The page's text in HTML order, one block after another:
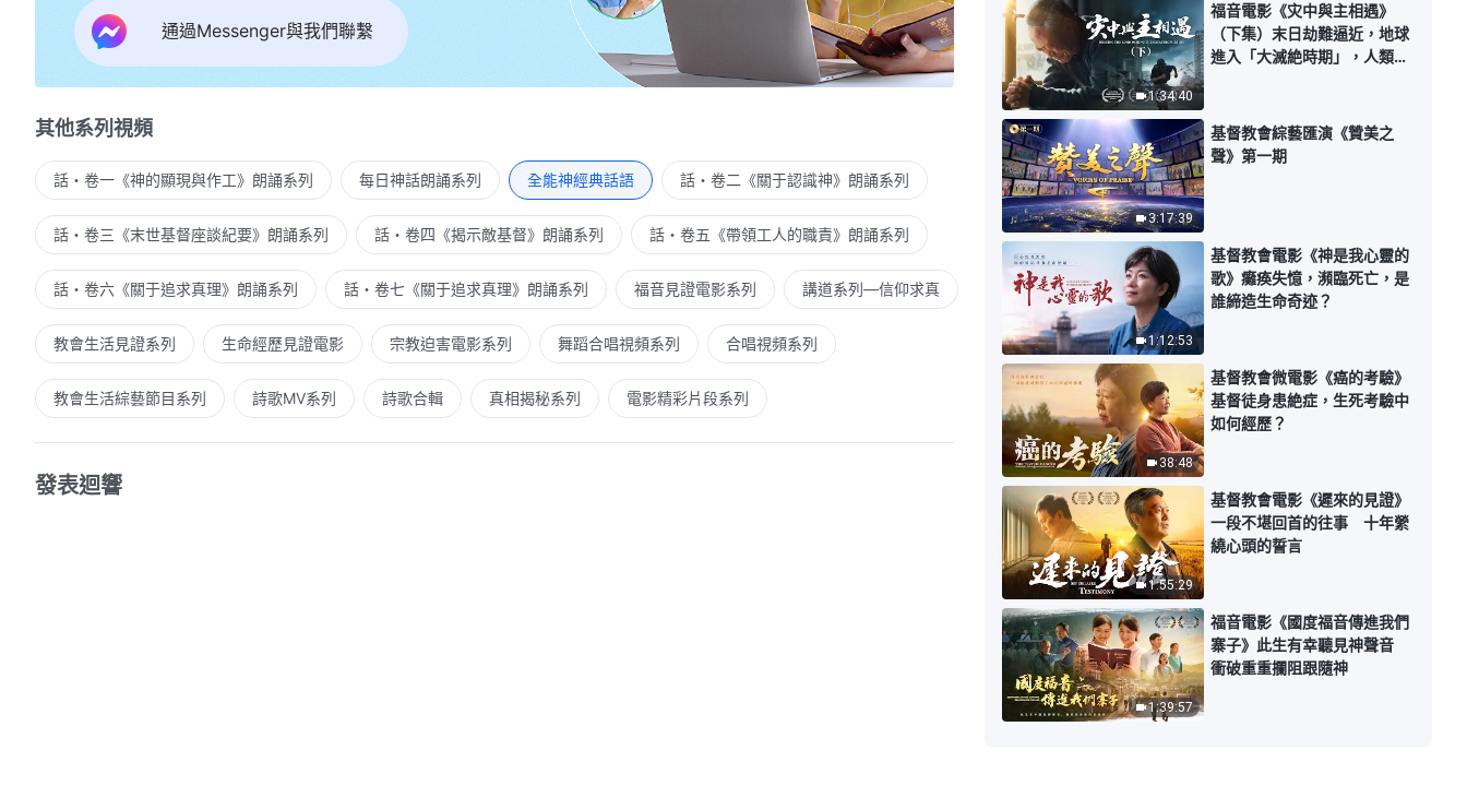
9:38
9:07
全能神經典話語《見證神顯現作工
的話語》選段180-181
5:40
全能神經典話語《見證神顯現作工
的話語》選段182
6:20
全能神經典話語《見證神顯現作工
的話語》選段183
7:26
全能神經典話語《見證神顯現作工
的話語》選段184
5:06
全能神經典話語《見證神顯現作工
的話語》選段185
8:26
全能神經典話語《見證神顯現作工
的話語》選段186
通過Messenger與我們聯繫
其他系列視頻
話・卷一《神的顯現與作工》朗誦系列 每日神話朗誦系列 全能神經典話語 話・卷二《關于認識神》朗誦系列
話・卷三《末世基督座談紀要》朗誦系列 話・卷四《揭示敵基督》朗誦系列 話・卷五《帶領工人的職責》朗誦系列
話・卷六《關于追求真理》朗誦系列 話・卷七《關于追求真理》朗誦系列 福音見證電影系列 講道系列—信仰求真
教會生活見證系列 生命經歷見證電影 宗教迫害電影系列 舞蹈合唱視頻系列 合唱視頻系列
教會生活綜藝節目系列 詩歌MV系列 詩歌合輯 真相揭秘系列 電影精彩片段系列
發表迴響
1:34:40
福音電影《灾中與主相遇》
（下集）末日劫難逼近，地球
進入「大滅絶時期」，人類進
3:17:39
基督教會綜藝匯演《贊美之
聲》第一期
1:12:53
基督教會電影《神是我心靈的
歌》癱痪失憶，瀕臨死亡，是
誰締造生命奇迹？
38:48
基督教會微電影《癌的考驗》
基督徒身患絶症，生死考驗中
如何經歷？
1:55:29
基督教會電影《遲來的見證》
一段不堪回首的往事 十年縈
繞心頭的誓言
1:39:57
福音電影《國度福音傳進我們
寨子》此生有幸聽見神聲音
衝破重重攔阻跟隨神